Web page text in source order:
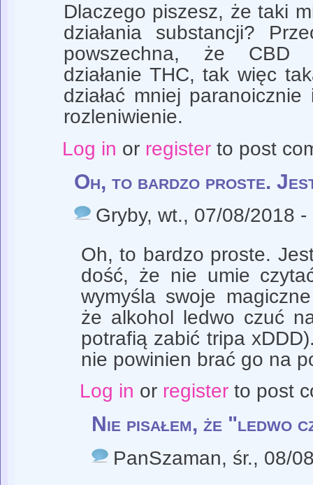
Dlaczego piszesz, że taki
działania substancji?
powszechna, że CBD
działanie THC, tak więc
działać mniej
rozleniwienie.
Log in or registerto post
Oh, to bardzo proste.
Gryby, wt., 07/08/2018 -
Oh, to bardzo proste.
dość, że nie umie
wymyśla swoje
że alkohol ledwo czuć
potrafią zabić tripa
nie powinien brać go na
Log in or registerto post
Nie pisałem, że "ledwo
PanSzaman, śr., 08/